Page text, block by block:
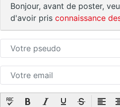
Bonjour, avant de poster,
d'avoir pris connaissance